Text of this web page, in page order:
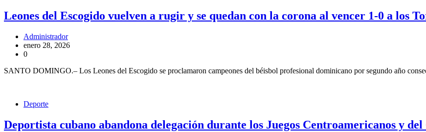
Leones del Escogido vuelven a rugir y se quedan con la corona al vencer 1-0 a los
Administrador
enero 28, 2026
0
SANTO DOMINGO.– Los Leones del Escogido se proclamaron campeones del béisbol profesional dominicano por segundo año
Deporte
Deportista cubano abandona delegación durante los Juegos Centroamericanos y